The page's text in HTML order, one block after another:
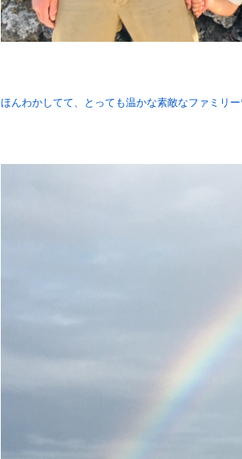
ほんわかしてて、とっても温かな素敵なファミリ